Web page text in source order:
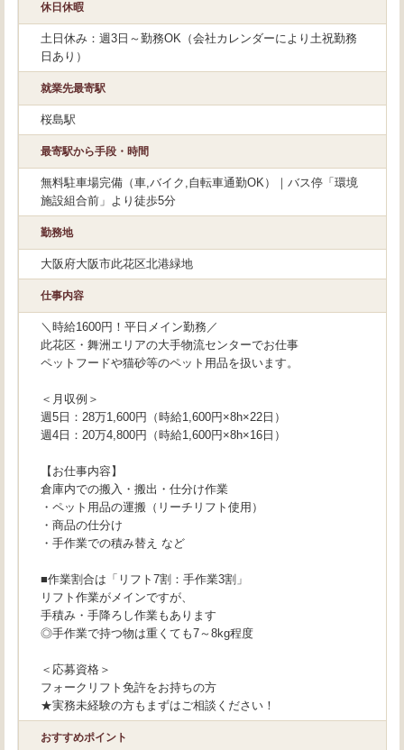
休日休暇
土日休み：週3日～勤務OK（会社カレンダーにより土祝勤務
日あり）
就業先最寄駅
桜島駅
最寄駅から手段・時間
無料駐車場完備（車,バイク,自転車通勤OK）｜バス停「環境
施設組合前」より徒歩5分
勤務地
大阪府大阪市此花区北港緑地
仕事内容
＼時給1600円！平日メイン勤務／
此花区・舞洲エリアの大手物流センターでお仕事
ペットフードや猫砂等のペット用品を扱います。
＜月収例＞
週5日：28万1,600円（時給1,600円×8h×22日）
週4日：20万4,800円（時給1,600円×8h×16日）
【お仕事内容】
倉庫内での搬入・搬出・仕分け作業
・ペット用品の運搬（リーチリフト使用）
・商品の仕分け
・手作業での積み替え など
■作業割合は「リフト7割：手作業3割」
リフト作業がメインですが、
手積み・手降ろし作業もあります
◎手作業で持つ物は重くても7～8kg程度
＜応募資格＞
フォークリフト免許をお持ちの方
★実務未経験の方もまずはご相談ください！
おすすめポイント